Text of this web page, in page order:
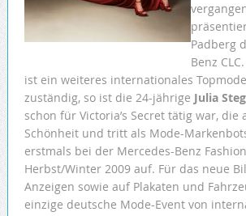
Padberg
Benz
ist ein weiteres internationales
zuständig, so ist die 24-jährige Julia
schon für Victoria’s Secret tätig war, die
Schönheit und tritt als Mode-
erstmals bei der Mercedes-Benz
Herbst/Winter 2009 auf. Für das neue
Anzeigen sowie auf Plakaten und
einzige deutsche Mode-Event von